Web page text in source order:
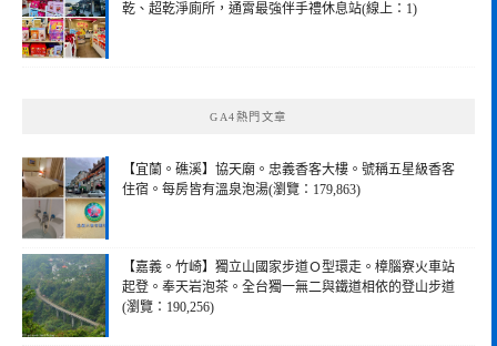
乾、超乾淨廁所，通霄最強伴手禮休息站(線上：1)
GA4熱門文章
【宜蘭。礁溪】協天廟。忠義香客大樓。號稱五星級香客
住宿。每房皆有溫泉泡湯(瀏覽：179,863)
【嘉義。竹崎】獨立山國家步道Ｏ型環走。樟腦寮火車站
起登。奉天岩泡茶。全台獨一無二與鐵道相依的登山步道
(瀏覽：190,256)